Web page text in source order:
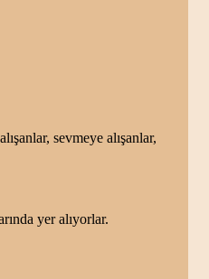
sevmeye alışanlar,
yer alıyorlar.